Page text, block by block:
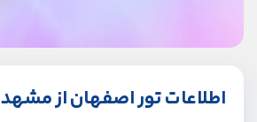
اطلاعات تور اصفهان از مشهد